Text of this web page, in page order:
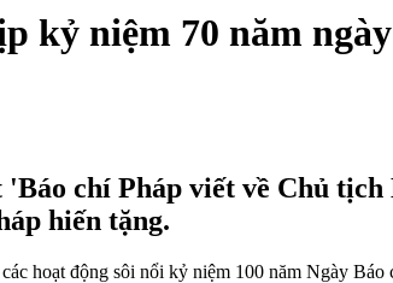
kỷ niệm 70 năm
chí Pháp viết về Chủ
hiến tặng.
hoạt động sôi nổi kỷ niệm 100 năm Ngày